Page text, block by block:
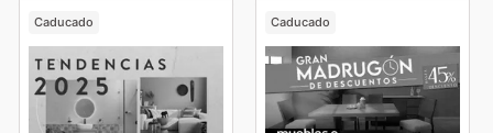
Caducado Caducado